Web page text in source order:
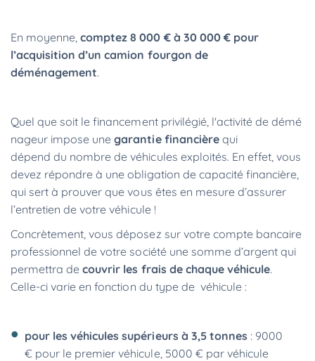
En moyenne,comptez 8 000 € à 30 000 € pour
l’acquisition d’un camion fourgon de
déménagement.
Quel que soit le financement privilégié, l'activité de démé
nageur impose unegarantie financièrequi
dépend du nombre de véhicules exploités. En effet, vous
devez répondre à une obligation de capacité financière,
qui sert à prouver que vous êtes en mesure d’assurer
l’entretien de votre véhicule !
Concrètement, vous déposez sur votre compte bancaire
professionnel de votre société une somme d’argent qui
permettra decouvrir les frais de chaque véhicule.
Celle-ci varie en fonction du type de véhicule :
pour les véhicules supérieurs à 3,5 tonnes : 9000
€ pour le premier véhicule, 5000 € par véhicule